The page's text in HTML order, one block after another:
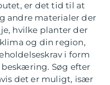
er det tid til at
andre materialer der
hvilke planter der
og din region,
i form
Søg efter
det er muligt, især